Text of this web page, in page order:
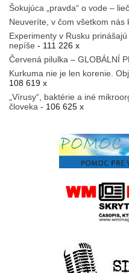
Šokujúca „pravda“ o vode –
Neuveríte, v čom všetkom nás
Experimenty v Rusku
nepíše - 111 226 x
Červená pilulka – GLOBÁLNÍ
Kurkuma nie je len korenie.
108 619 x
„Vírusy“, baktérie a iné
človeka - 106 625 x